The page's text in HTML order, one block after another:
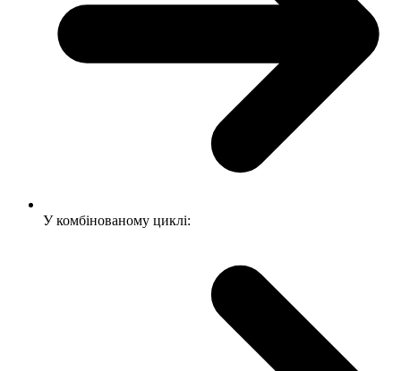
У комбінованому циклі: